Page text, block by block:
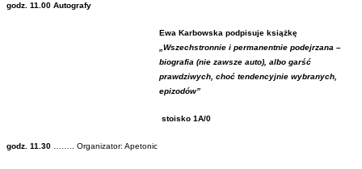
godz. 11.00 Autografy
Ewa Karbowska podpisuje książkę
„Wszechstronnie i permanentnie podejrzana –
biografia (nie zawsze auto), albo garść
prawdziwych, choć tendencyjnie wybranych,
epizodów”
stoisko 1A/0
godz. 11.30 …….. Organizator: Apetonic